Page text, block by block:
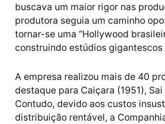
buscava um maior rigor nas
produtora seguia um caminho
tornar-se uma “Hollywood
construindo estúdios
A empresa realizou mais de 40
destaque para Caiçara (1951),
Contudo, devido aos custos
distribuição rentável, a